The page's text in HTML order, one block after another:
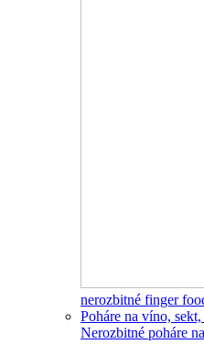
nerozbitné finger
Poháre na víno,
Nerozbitné poháre